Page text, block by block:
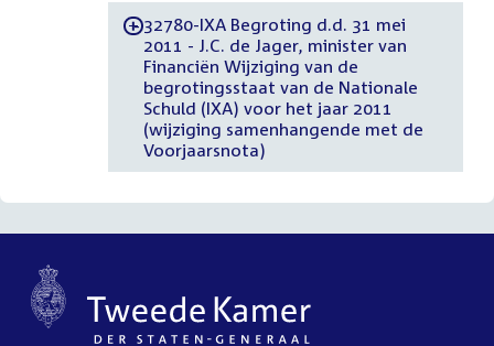
-32780-IXA Begroting d.d. 31 mei
2011 - J.C. de Jager, minister van
Financiën Wijziging van de
begrotingsstaat van de Nationale
Schuld (IXA) voor het jaar 2011
(wijziging samenhangende met de
Voorjaarsnota)